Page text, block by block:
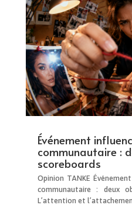
Événement
communautaire :
scoreboards
Opinion TANKE
communautaire : deux
L’attention et